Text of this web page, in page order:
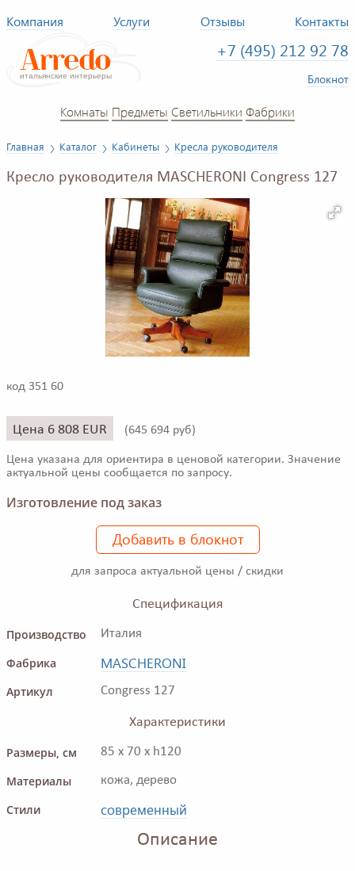
Компания Услуги Отзывы Контакты
+7 (495) 212 92 78
Блокнот
Комнаты Предметы Светильники Фабрики
Главная Каталог Кабинеты Кресла руководителя
Кресло руководителя MASCHERONI Congress 127
код 351 60
Цена 6 808 EUR (645 694 руб)
Цена указана для ориентира в ценовой категории. Значение
актуальной цены сообщается по запросу.
Изготовление под заказ
Добавить в блокнот
для запроса актуальной цены / скидки
Спецификация
Производство
Италия
Фабрика MASCHERONI
Артикул Congress 127
Характеристики
Размеры, см
85 x 70 x h120
Материалы кожа, дерево
Стили современный
Описание